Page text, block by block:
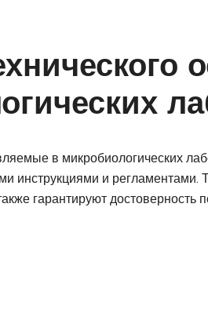
в микробиологических
инструкциями и регламентами.
гарантируют достоверность